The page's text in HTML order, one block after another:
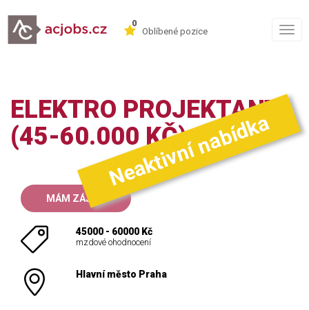
0
Oblíbené pozice
ELEKTRO PROJEKTANT
(45-60.000 KČ)Neaktivní nabídka
MÁM ZÁJEM
45000 - 60000 Kč
mzdové ohodnocení
Hlavní město Praha